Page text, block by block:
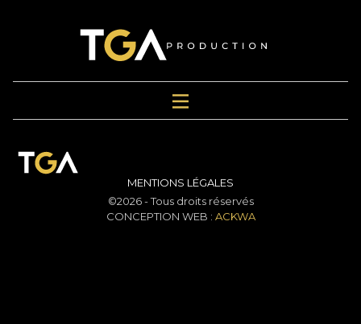
MENTIONS LÉGALES
©2026 - Tous droits réservés
CONCEPTION WEB : ACKWA